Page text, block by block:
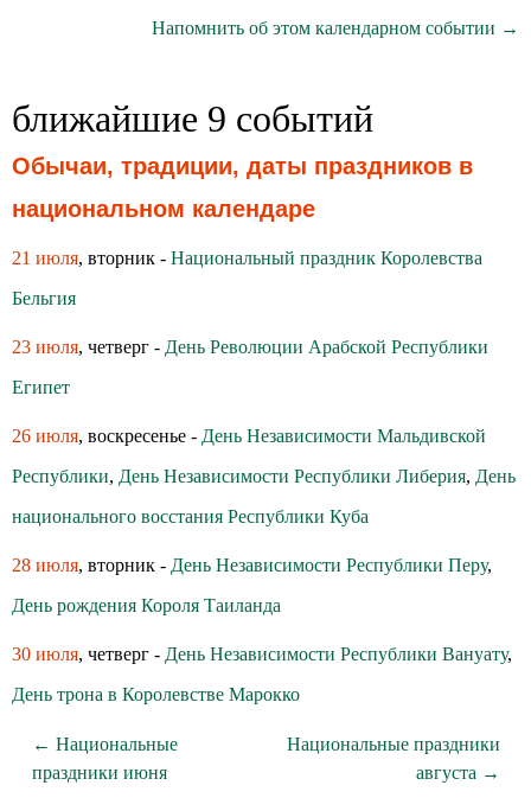
Напомнить об этом календарном событии →
ближайшие 9 событий
Обычаи, традиции, даты праздников в
национальном календаре
21 июля, вторник - Национальный праздник Королевства
Бельгия
23 июля, четверг - День Революции Арабской Республики
Египет
26 июля, воскресенье - День Независимости Мальдивской
Республики, День Независимости Республики Либерия, День
национального восстания Республики Куба
28 июля, вторник - День Независимости Республики Перу,
День рождения Короля Таиланда
30 июля, четверг - День Независимости Республики Вануату,
День трона в Королевстве Марокко
← Национальные
праздники июня
Национальные праздники
августа →